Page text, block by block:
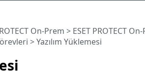
On-Prem > ESET PROTECT
> Yazılım Yüklemesi